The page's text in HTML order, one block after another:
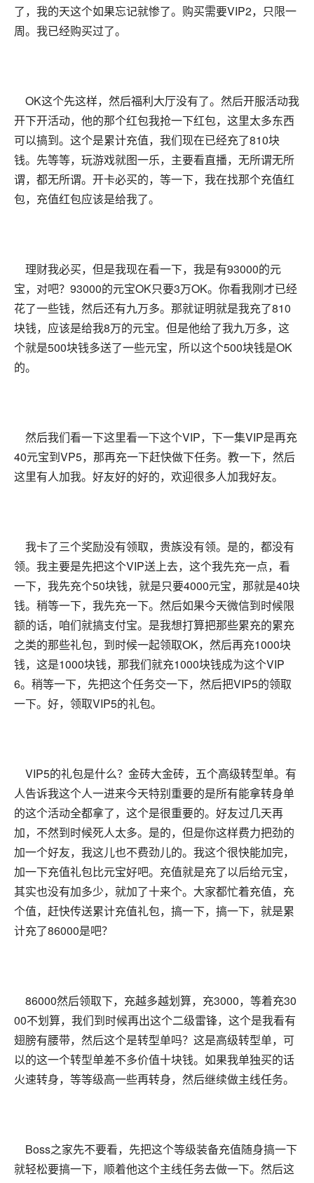
了，我的天这个如果忘记就惨了。购买需要VIP2，只限一
周。我已经购买过了。
OK这个先这样，然后福利大厅没有了。然后开服活动我
开下开活动，他的那个红包我抢一下红包，这里太多东西
可以搞到。这个是累计充值，我们现在已经充了810块
钱。先等等，玩游戏就图一乐，主要看直播，无所谓无所
谓，都无所谓。开卡必买的，等一下，我在找那个充值红
包，充值红包应该是给我了。
理财我必买，但是我现在看一下，我是有93000的元
宝，对吧？93000的元宝OK只要3万OK。你看我刚才已经
花了一些钱，然后还有九万多。那就证明就是我充了810
块钱，应该是给我8万的元宝。但是他给了我九万多，这
个就是500块钱多送了一些元宝，所以这个500块钱是OK
的。
然后我们看一下这里看一下这个VIP，下一集VIP是再充
40元宝到VP5，那再充一下赶快做下任务。教一下，然后
这里有人加我。好友好的好的，欢迎很多人加我好友。
我卡了三个奖励没有领取，贵族没有领。是的，都没有
领。我主要是先把这个VIP送上去，这个我先充一点，看
一下，我先充个50块钱，就是只要4000元宝，那就是40块
钱。稍等一下，我先充一下。然后如果今天微信到时候限
额的话，咱们就搞支付宝。是我想打算把那些累充的累充
之类的那些礼包，到时候一起领取OK，然后再充1000块
钱，这是1000块钱，那我们就充1000块钱成为这个VIP
6。稍等一下，先把这个任务交一下，然后把VIP5的领取
一下。好，领取VIP5的礼包。
VIP5的礼包是什么？金砖大金砖，五个高级转型单。有
人告诉我这个人一进来今天特别重要的是所有能拿转身单
的这个活动全都拿了，这个是很重要的。好友过几天再
加，不然到时候死人太多。是的，但是你这样费力把劲的
加一个好友，我这儿也不费劲儿的。我这个很快能加完，
加一下充值礼包比元宝好吧。充值就是充了以后给元宝，
其实也没有加多少，就加了十来个。大家都忙着充值，充
个值，赶快传送累计充值礼包，搞一下，搞一下，就是累
计充了86000是吧？
86000然后领取下，充越多越划算，充3000，等着充30
00不划算，我们到时候再出这个二级雷锋，这个是我看有
翅膀有腰带，然后这个是转型单吗？这是高级转型单，可
以的这一个转型单差不多价值十块钱。如果我单独买的话
火速转身，等等级高一些再转身，然后继续做主线任务。
Boss之家先不要看，先把这个等级装备充值随身搞一下
就轻松要搞一下，顺着他这个主线任务去做一下。然后这